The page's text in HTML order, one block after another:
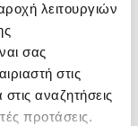
λειτουργιών
σας
στις
αναζητήσεις
προτάσεις.